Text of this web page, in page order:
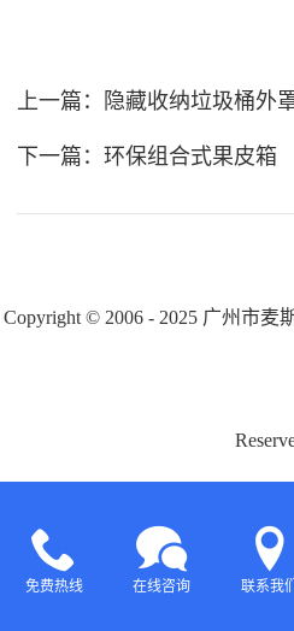
上一篇： 隐藏收纳垃圾桶外
下一篇： 环保组合式果皮箱
Copyright © 2006 - 2025 广州市麦
免费热线 在线咨询 联系我们